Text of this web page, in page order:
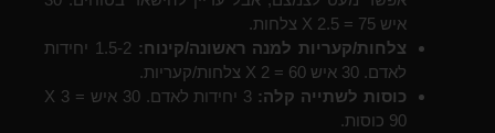
איש X 2.5 = 75 צלחות.
צלחות/קעריות למנה ראשונה/קינוח:
1.5-2 יחידות
לאדם. 30 איש X 2 = 60 צלחות/קעריות.
כוסות לשתייה קלה:
3 יחידות לאדם. 30 איש X 3 =
90 כוסות.